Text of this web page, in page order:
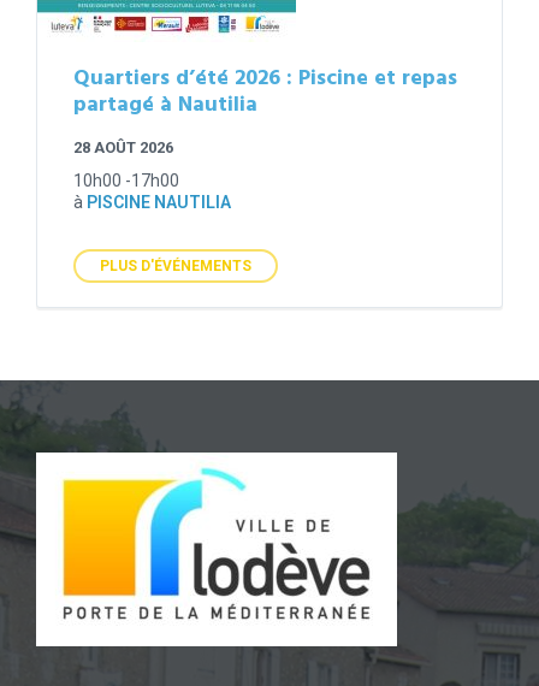
Quartiers d’été 2026 : Piscine et repas
partagé à Nautilia
28 AOÛT 2026
10h00 -17h00
à PISCINE NAUTILIA
PLUS D'ÉVÉNEMENTS